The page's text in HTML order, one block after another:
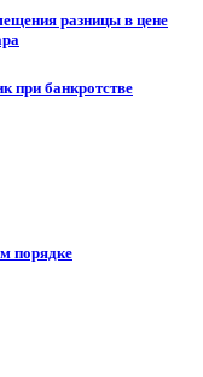
разницы в цене
при банкротстве
порядке